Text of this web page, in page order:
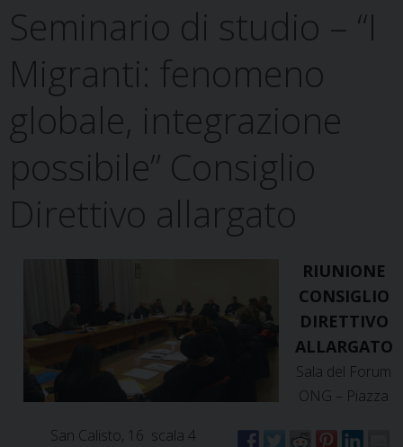
Seminario di studio – “I
Migranti: fenomeno
globale, integrazione
possibile” Consiglio
Direttivo allargato
RIUNIONE
CONSIGLIO
DIRETTIVO
ALLARGATO
Sala del Forum
ONG – Piazza
San Calisto, 16  scala 4